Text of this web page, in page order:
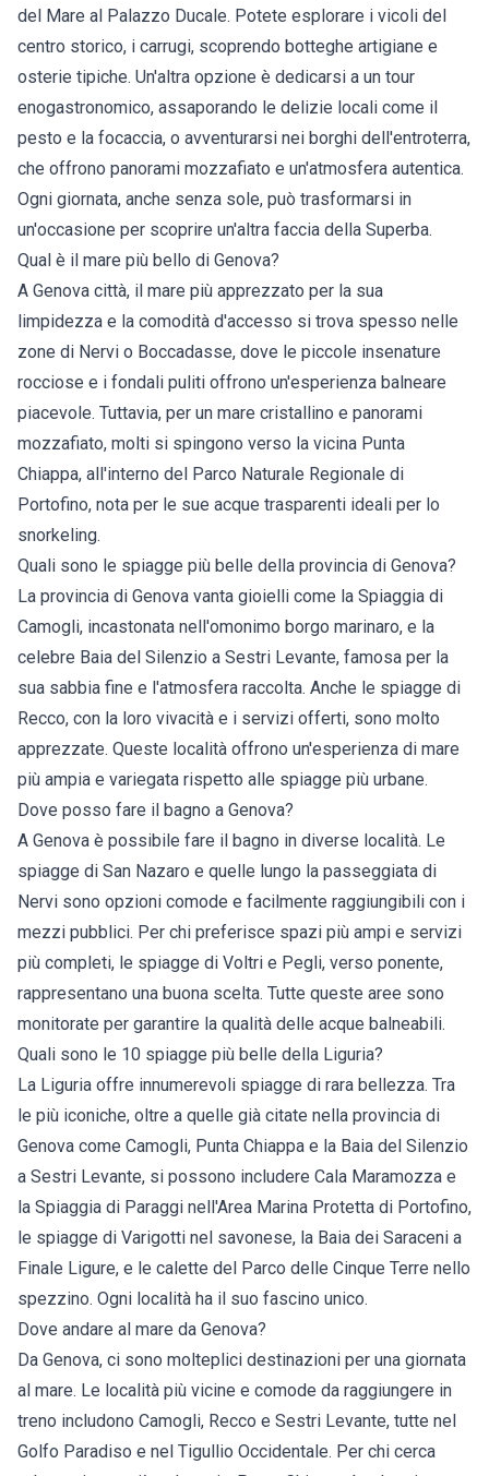
del Mare al Palazzo Ducale. Potete esplorare i vicoli del
centro storico, i carrugi, scoprendo botteghe artigiane e
osterie tipiche. Un'altra opzione è dedicarsi a un tour
enogastronomico, assaporando le delizie locali come il
pesto e la focaccia, o avventurarsi nei borghi dell'entroterra,
che offrono panorami mozzafiato e un'atmosfera autentica.
Ogni giornata, anche senza sole, può trasformarsi in
un'occasione per scoprire un'altra faccia della Superba.
Qual è il mare più bello di Genova?
A Genova città, il mare più apprezzato per la sua
limpidezza e la comodità d'accesso si trova spesso nelle
zone di Nervi o Boccadasse, dove le piccole insenature
rocciose e i fondali puliti offrono un'esperienza balneare
piacevole. Tuttavia, per un mare cristallino e panorami
mozzafiato, molti si spingono verso la vicina Punta
Chiappa, all'interno del Parco Naturale Regionale di
Portofino, nota per le sue acque trasparenti ideali per lo
snorkeling.
Quali sono le spiagge più belle della provincia di Genova?
La provincia di Genova vanta gioielli come la Spiaggia di
Camogli, incastonata nell'omonimo borgo marinaro, e la
celebre Baia del Silenzio a Sestri Levante, famosa per la
sua sabbia fine e l'atmosfera raccolta. Anche le spiagge di
Recco, con la loro vivacità e i servizi offerti, sono molto
apprezzate. Queste località offrono un'esperienza di mare
più ampia e variegata rispetto alle spiagge più urbane.
Dove posso fare il bagno a Genova?
A Genova è possibile fare il bagno in diverse località. Le
spiagge di San Nazaro e quelle lungo la passeggiata di
Nervi sono opzioni comode e facilmente raggiungibili con i
mezzi pubblici. Per chi preferisce spazi più ampi e servizi
più completi, le spiagge di Voltri e Pegli, verso ponente,
rappresentano una buona scelta. Tutte queste aree sono
monitorate per garantire la qualità delle acque balneabili.
Quali sono le 10 spiagge più belle della Liguria?
La Liguria offre innumerevoli spiagge di rara bellezza. Tra
le più iconiche, oltre a quelle già citate nella provincia di
Genova come Camogli, Punta Chiappa e la Baia del Silenzio
a Sestri Levante, si possono includere Cala Maramozza e
la Spiaggia di Paraggi nell'Area Marina Protetta di Portofino,
le spiagge di Varigotti nel savonese, la Baia dei Saraceni a
Finale Ligure, e le calette del Parco delle Cinque Terre nello
spezzino. Ogni località ha il suo fascino unico.
Dove andare al mare da Genova?
Da Genova, ci sono molteplici destinazioni per una giornata
al mare. Le località più vicine e comode da raggiungere in
treno includono Camogli, Recco e Sestri Levante, tutte nel
Golfo Paradiso e nel Tigullio Occidentale. Per chi cerca